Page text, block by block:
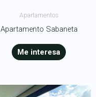
Apartamentos
Apartamento Sabaneta
Me interesa